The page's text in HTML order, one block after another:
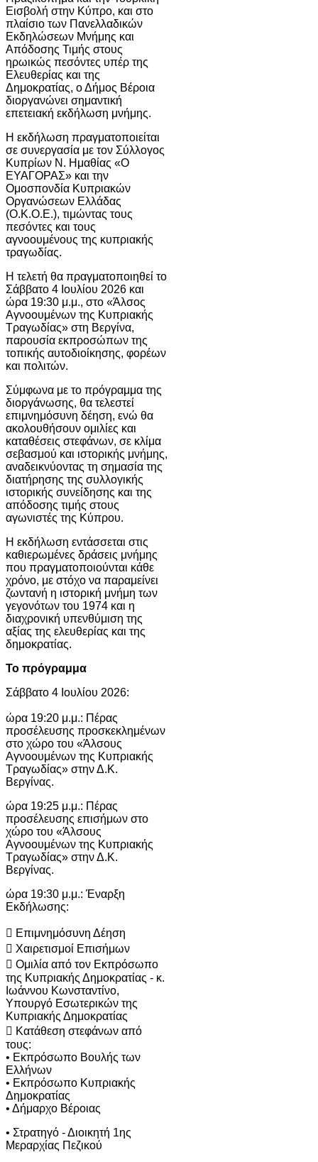
Εισβολή στην Κύπρο, και στο
πλαίσιο των Πανελλαδικών
Εκδηλώσεων Μνήμης και
Απόδοσης Τιμής στους
ηρωικώς πεσόντες υπέρ της
Ελευθερίας και της
Δημοκρατίας, ο Δήμος Βέροια
διοργανώνει σημαντική
επετειακή εκδήλωση μνήμης.
Η εκδήλωση πραγματοποιείται
σε συνεργασία με τον Σύλλογος
Κυπρίων Ν. Ημαθίας «Ο
ΕΥΑΓΟΡΑΣ» και την
Ομοσπονδία Κυπριακών
Οργανώσεων Ελλάδας
(Ο.Κ.Ο.Ε.), τιμώντας τους
πεσόντες και τους
αγνοουμένους της κυπριακής
τραγωδίας.
Η τελετή θα πραγματοποιηθεί το
Σάββατο 4 Ιουλίου 2026 και
ώρα 19:30 μ.μ., στο «Άλσος
Αγνοουμένων της Κυπριακής
Τραγωδίας» στη Βεργίνα,
παρουσία εκπροσώπων της
τοπικής αυτοδιοίκησης, φορέων
και πολιτών.
Σύμφωνα με το πρόγραμμα της
διοργάνωσης, θα τελεστεί
επιμνημόσυνη δέηση, ενώ θα
ακολουθήσουν ομιλίες και
καταθέσεις στεφάνων, σε κλίμα
σεβασμού και ιστορικής μνήμης,
αναδεικνύοντας τη σημασία της
διατήρησης της συλλογικής
ιστορικής συνείδησης και της
απόδοσης τιμής στους
αγωνιστές της Κύπρου.
Η εκδήλωση εντάσσεται στις
καθιερωμένες δράσεις μνήμης
που πραγματοποιούνται κάθε
χρόνο, με στόχο να παραμείνει
ζωντανή η ιστορική μνήμη των
γεγονότων του 1974 και η
διαχρονική υπενθύμιση της
αξίας της ελευθερίας και της
δημοκρατίας.
Το πρόγραμμα
Σάββατο 4 Ιουλίου 2026:
ώρα 19:20 μ.μ.: Πέρας
προσέλευσης προσκεκλημένων
στο χώρο του «Άλσους
Αγνοουμένων της Κυπριακής
Τραγωδίας» στην Δ.Κ.
Βεργίνας.
ώρα 19:25 μ.μ.: Πέρας
προσέλευσης επισήμων στο
χώρο του «Άλσους
Αγνοουμένων της Κυπριακής
Τραγωδίας» στην Δ.Κ.
Βεργίνας.
ώρα 19:30 μ.μ.: Έναρξη
Εκδήλωσης:
 Επιμνημόσυνη Δέηση
 Χαιρετισμοί Επισήμων
 Ομιλία από τον Εκπρόσωπο
της Κυπριακής Δημοκρατίας - κ.
Ιωάννου Κωνσταντίνο,
Υπουργό Εσωτερικών της
Κυπριακής Δημοκρατίας
 Κατάθεση στεφάνων από
τους:
• Εκπρόσωπο Βουλής των
Ελλήνων
• Εκπρόσωπο Κυπριακής
Δημοκρατίας
• Δήμαρχο Βέροιας
• Στρατηγό - Διοικητή 1ης
Μεραρχίας Πεζικού